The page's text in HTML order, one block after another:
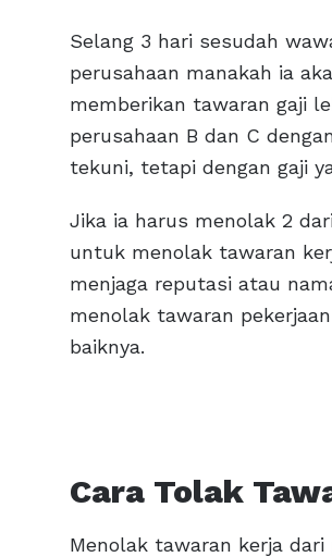
Selang 3 hari sesudah
perusahaan manakah ia
memberikan tawaran gaji
perusahaan B dan C
tekuni, tetapi dengan gaji
Jika ia harus menolak 2
untuk menolak tawaran
menjaga reputasi atau
menolak tawaran
baiknya.
Cara Tolak
Menolak tawaran kerja